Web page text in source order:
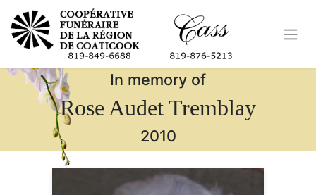
In memory of
Rose Audet Tremblay
2010